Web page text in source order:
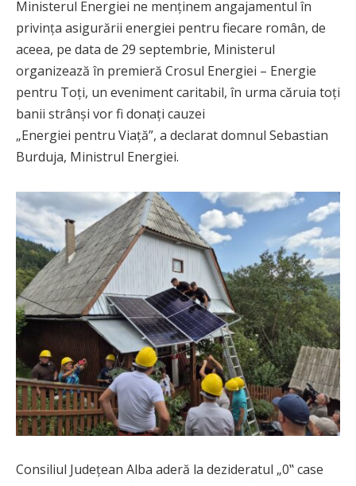
Ministerul Energiei ne menținem angajamentul în
privința asigurării energiei pentru fiecare român, de
aceea, pe data de 29 septembrie, Ministerul
organizează în premieră Crosul Energiei – Energie
pentru Toți, un eveniment caritabil, în urma căruia toți
banii strânși vor fi donați cauzei
„Energiei pentru Viață”, a declarat domnul Sebastian
Burduja, Ministrul Energiei.
Consiliul Judeţean Alba aderă la dezideratul „0‟ case